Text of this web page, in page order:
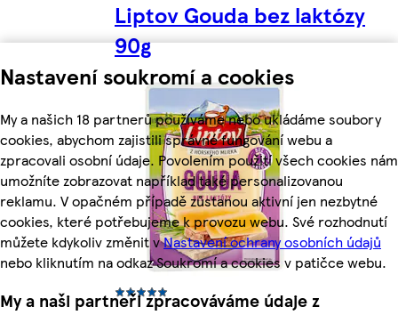
Nastavení soukromí a cookies
My a našich 18 partnerů používáme nebo ukládáme soubory
cookies, abychom zajistili správné fungování webu a
zpracovali osobní údaje. Povolením použití všech cookies nám
umožníte zobrazovat například také personalizovanou
reklamu. V opačném případě zůstanou aktivní jen nezbytné
cookies, které potřebujeme k provozu webu. Své rozhodnutí
můžete kdykoliv změnit vNastavení ochrany osobních údajů
nebo kliknutím na odkaz Soukromí a cookies v patičce webu.
My a naši partneři zpracováváme údaje z
Liptov Gouda bez laktózy
90g